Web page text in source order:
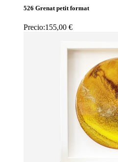
526 Grenat petit format
Precio:155,00 €